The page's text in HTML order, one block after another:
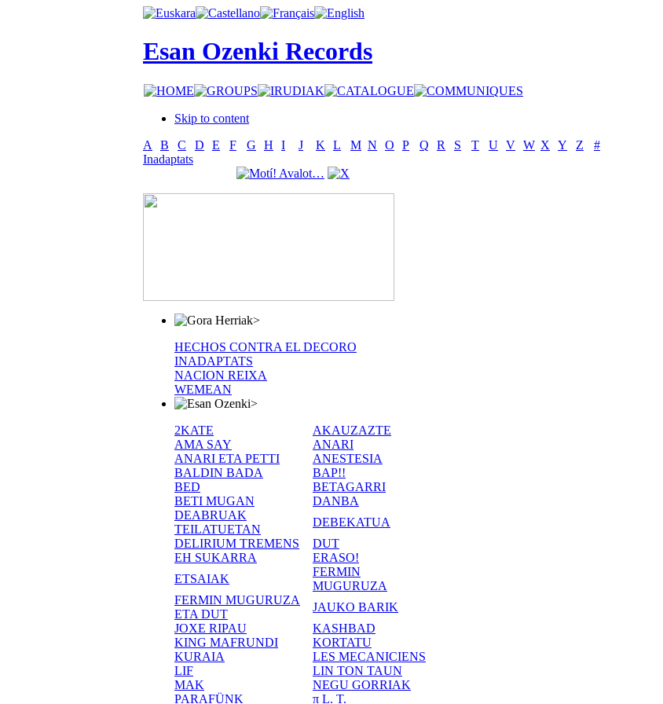
Esan Ozenki Records
Skip to content
A
B C D E F G H I J K L M N O P Q R S T U V W X Y Z
#
Inadaptats
>
HECHOS CONTRA EL DECORO
INADAPTATS
NACION REIXA
WEMEAN
>
2KATE
AKAUZAZTE
AMA SAY
ANARI
ANARI ETA PETTI
ANESTESIA
BALDIN BADA
BAP!!
BED
BETAGARRI
BETI MUGAN
DANBA
DEABRUAK
TEILATUETAN
DEBEKATUA
DELIRIUM TREMENS
DUT
EH SUKARRA
ERASO!
ETSAIAK
FERMIN
MUGURUZA
FERMIN MUGURUZA
ETA DUT
JAUKO BARIK
JOXE RIPAU
KASHBAD
KING MAFRUNDI
KORTATU
KURAIA
LES MECANICIENS
LIF
LIN TON TAUN
MAK
NEGU GORRIAK
PARAFÜNK
π L. T.